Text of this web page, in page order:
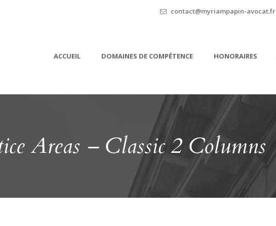
contact@myriampapin-avocat.fr
ACCUEIL DOMAINES DE COMPÉTENCE HONORAIRES
Areas – Classic 2 Columns